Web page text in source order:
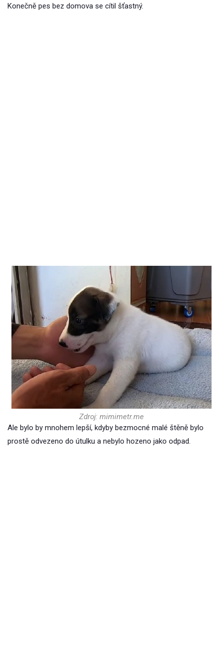
Konečně pes bez domova se cítil šťastný.
Zdroj: mimimetr.me
Ale bylo by mnohem lepší, kdyby bezmocné malé štěně bylo
prostě odvezeno do útulku a nebylo hozeno jako odpad.